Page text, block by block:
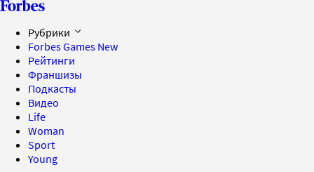
Рубрики
Forbes Games New
Рейтинги
Франшизы
Подкасты
Видео
Life
Woman
Sport
Young